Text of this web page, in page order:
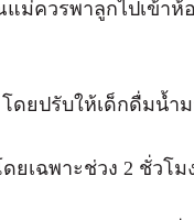
ควรพาลูกไปเข้าห้
โดยปรับให้เด็กดื่มน้ำ
ดยเฉพาะช่วง 2 ชั่วโ